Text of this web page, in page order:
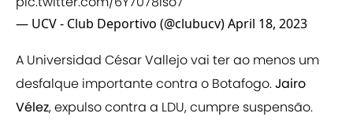
— UCV - Club Deportivo (@clubucv)April 18, 2023
A Universidad César Vallejo vai ter ao menos um
desfalque importante contra o Botafogo.Jairo
Vélez, expulso contra a LDU, cumpre suspensão.